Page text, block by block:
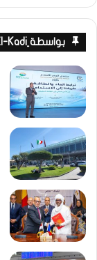
بواسطة ِAhmed El-Kadi